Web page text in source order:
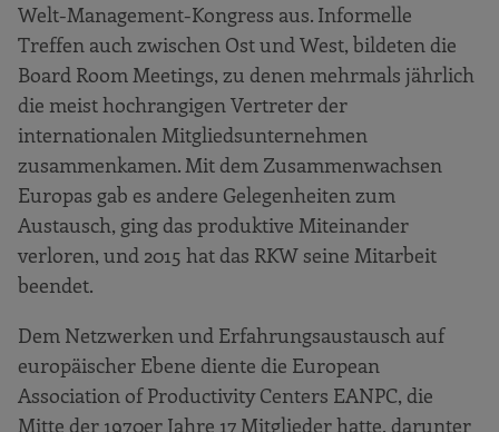
Welt-Management-Kongress aus. Informelle
Treffen auch zwischen Ost und West, bildeten die
Board Room Meetings, zu denen mehrmals jährlich
die meist hochrangigen Vertreter der
internationalen Mitgliedsunternehmen
zusammenkamen. Mit dem Zusammenwachsen
Europas gab es andere Gelegenheiten zum
Austausch, ging das produktive Miteinander
verloren, und 2015 hat das RKW seine Mitarbeit
beendet.
Dem Netzwerken und Erfahrungsaustausch auf
europäischer Ebene diente die European
Association of Productivity Centers EANPC, die
Mitte der 1970er Jahre 17 Mitglieder hatte, darunter